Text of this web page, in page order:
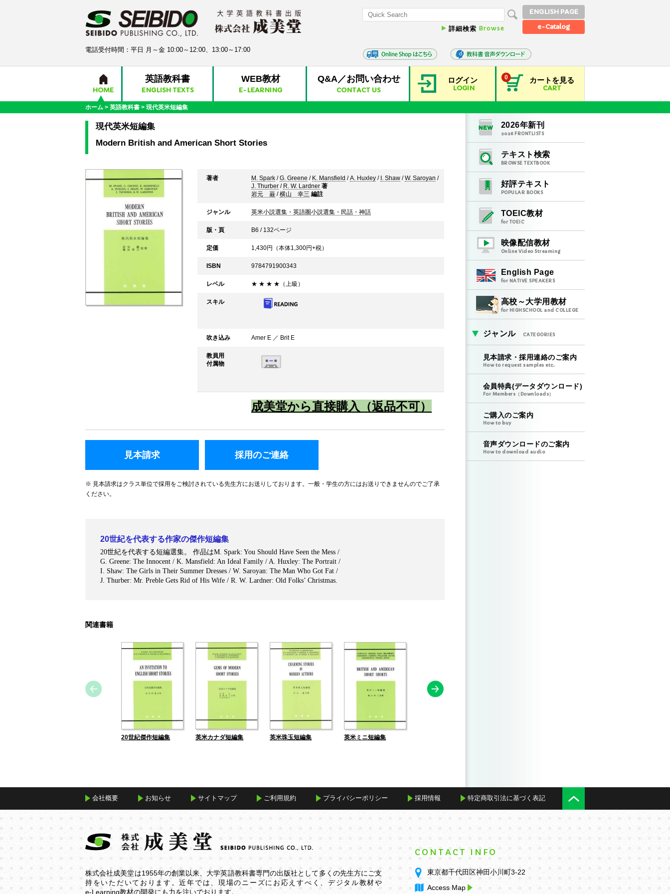
詳細検索 Browse
ENGLISH PAGE
e-Catalog
電話受付時間：平日 月～金 10:00～12:00、13:00～17:00
HOME
英語教科書
ENGLISH TEXTS
WEB教材
E-LEARNING
Q&A／お問い合わせ
CONTACT US
ログイン
LOGIN
カートを見る
CART
0
ホーム > 英語教科書 > 現代英米短編集
現代英米短編集
Modern British and American Short Stories
著者 M. Spark /G. Greene / K. Mansfield /A. Huxley / I. Shaw /W. Saroyan /
J. Thurber / R. W. Lardner 著
岩元 巌 /横山 幸三 編註
ジャンル 英米小説選集・英語圏小説選集・民話・神話
版・頁 B6 / 132ページ
定価 1,430円（本体1,300円+税）
ISBN 9784791900343
レベル ★ ★ ★ ★（上級）
スキル
吹き込み Amer E ／ Brit E
教員用
付属物
成美堂から直接購入（返品不可）
見本請求 採用のご連絡
※ 見本請求はクラス単位で採用をご検討されている先生方にお送りしております。一般・学生の方にはお送りできませんのでご了承
ください。
20世紀を代表する作家の傑作短編集
20世紀を代表する短編選集。 作品はM. Spark: You Should Have Seen the Mess /
G. Greene: The Innocent / K. Mansfield: An Ideal Family / A. Huxley: The Portrait /
I. Shaw: The Girls in Their Summer Dresses / W. Saroyan: The Man Who Got Fat /
J. Thurber: Mr. Preble Gets Rid of His Wife / R. W. Lardner: Old Folks’ Christmas.
関連書籍
20世紀傑作短編集 英米カナダ短編集 英米珠玉短編集 英米ミニ短編集
2026年新刊
2026FRONTLISTS
テキスト検索
BROWSE TEXTBOOK
好評テキスト
POPULAR BOOKS
TOEIC教材
for TOEIC
映像配信教材
Online Video Streaming
English Page
for NATIVE SPEAKERS
高校～大学用教材
for HIGHSCHOOL and COLLEGE
ジャンル CATEGORIES
見本請求・採用連絡のご案内
How to request samples etc.
会員特典(データダウンロード)
For Members（Downloads）
ご購入のご案内
How to buy
音声ダウンロードのご案内
How to download audio
会社概要 お知らせ サイトマップ ご利用規約 プライバシーポリシー 採用情報 特定商取引法に基づく表記
株式会社成美堂は1955年の創業以来、大学英語教科書専門の出版社として多くの先生方にご支
持をいただいております。近年では、現場のニーズにお応えすべく、デジタル教材や
e-Learning教材の開発にも力を注いでおります。
CONTACT INFO
東京都千代田区神田小川町3-22
Access Map